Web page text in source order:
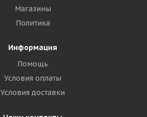
Магазины
Политика
Информация
Помощь
Условия оплаты
Условия доставки